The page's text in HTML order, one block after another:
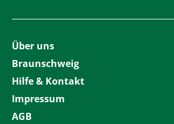
Über uns
Braunschweig
Hilfe & Kontakt
Impressum
AGB